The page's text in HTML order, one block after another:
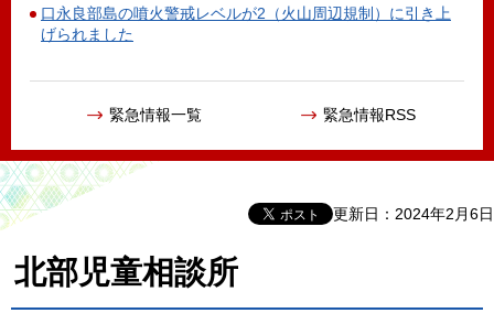
口永良部島の噴火警戒レベルが2（火山周辺規制）に引き上
げられました
緊急情報一覧 緊急情報RSS
更新日：2024年2月6日
北部児童相談所